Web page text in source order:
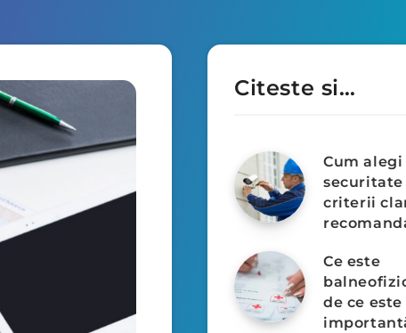
Citeste si…
Cum
securitate
criterii
Ce este
de ce